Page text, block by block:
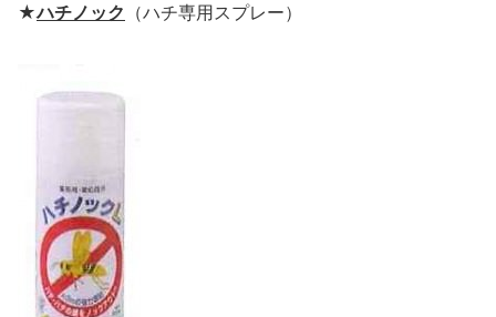
★ハチノック （ハチ専用スプレー）